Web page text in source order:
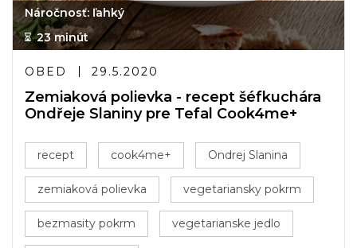
Náročnosť: ľahký
23 minút
OBED 29.5.2020
Zemiaková polievka - recept šéfkuchára
Ondřeje Slaniny pre Tefal Cook4me+
recept cook4me+ Ondrej Slanina
zemiaková polievka vegetariansky pokrm
bezmasity pokrm vegetarianske jedlo